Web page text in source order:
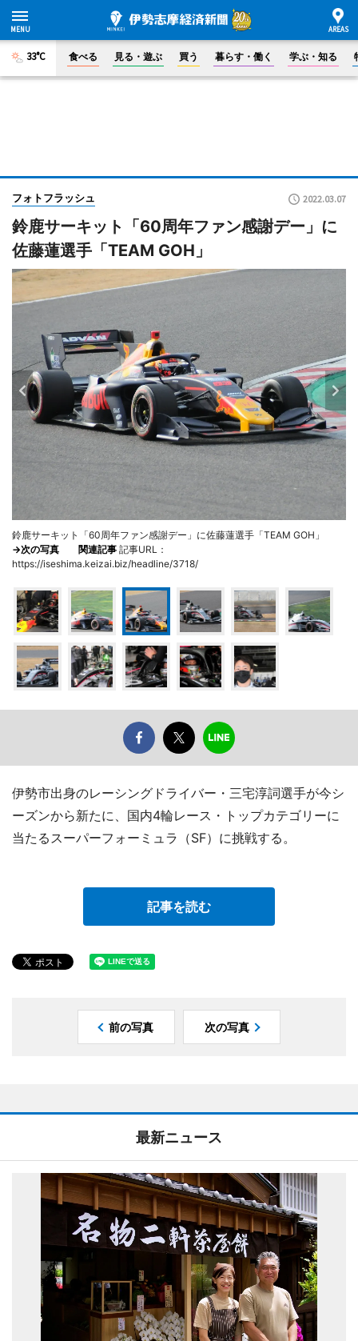
33°C 食べる 見る・遊ぶ 買う 暮らす・働く 学ぶ・知る
フォトフラッシュ 2022.03.07
鈴鹿サーキット「60周年ファン感謝デー」に
佐藤蓮選手「TEAM GOH」
鈴鹿サーキット「60周年ファン感謝デー」に佐藤蓮選手「TEAM GOH」
→次の写真
関連記事 記事URL：
https://iseshima.keizai.biz/headline/3718/
伊勢市出身のレーシングドライバー・三宅淳詞選手が今シ
ーズンから新たに、国内4輪レース・トップカテゴリーに
当たるスーパーフォーミュラ（SF）に挑戦する。
記事を読む
前の写真 次の写真
最新ニュース